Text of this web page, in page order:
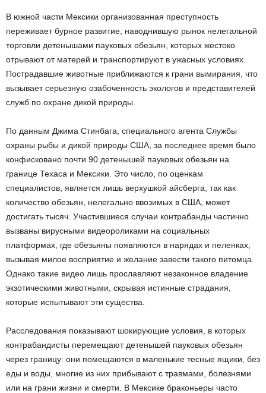
В южной части Мексики организованная преступность
переживает бурное развитие, наводнившую рынок нелегальной
торговли детенышами пауковых обезьян, которых жестоко
отрывают от матерей и транспортируют в ужасных условиях.
Пострадавшие животные приближаются к грани вымирания, что
вызывает серьезную озабоченность экологов и представителей
служб по охране дикой природы.
По данным Джима Стинбага, специального агента Службы
охраны рыбы и дикой природы США, за последнее время было
конфисковано почти 90 детенышей пауковых обезьян на
границе Техаса и Мексики. Это число, по оценкам
специалистов, является лишь верхушкой айсберга, так как
количество обезьян, нелегально ввозимых в США, может
достигать тысяч. Участившиеся случаи контрабанды частично
вызваны вирусными видеороликами на социальных
платформах, где обезьяны появляются в нарядах и пеленках,
вызывая милое восприятие и желание завести такого питомца.
Однако такие видео лишь прославляют незаконное владение
экзотическими животными, скрывая истинные страдания,
которые испытывают эти существа.
Расследования показывают шокирующие условия, в которых
контрабандисты перемещают детенышей пауковых обезьян
через границу: они помещаются в маленькие тесные ящики, без
еды и воды, многие из них прибывают с травмами, болезнями
или на грани жизни и смерти. В Мексике браконьеры часто